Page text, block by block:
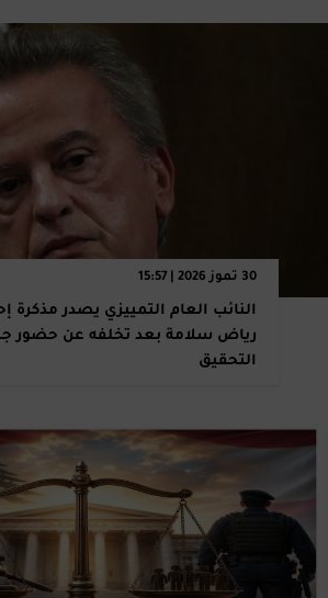
30 تموز 2026 | 15:57
النائب العام التمييزي يصدر مذكرة
رياض سلامة بعد تخلفه عن حضور
التحقيق